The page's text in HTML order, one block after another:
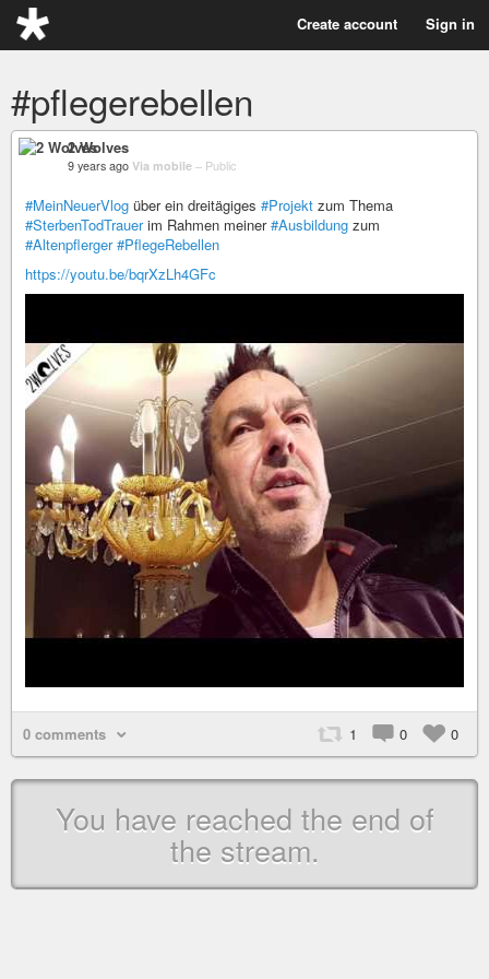
Create account Sign in
#pflegerebellen
2 Wolves
9 years ago Via mobile – Public
#MeinNeuerVlog über ein dreitägiges #Projekt zum Thema
#SterbenTodTrauerim Rahmen meiner#Ausbildung zum
#Altenpflerger #PflegeRebellen
https://youtu.be/bqrXzLh4GFc
0 comments 1 0 0
You have reached the end of
the stream.